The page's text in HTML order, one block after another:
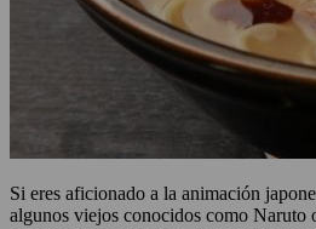
Si eres aficionado a la animación
algunos viejos conocidos como Naruto